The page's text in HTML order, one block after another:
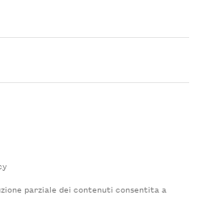
parziale dei contenuti consentita a